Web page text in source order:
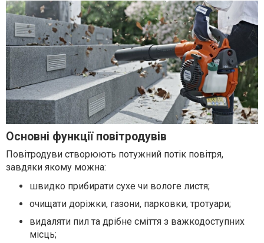
Основні функції повітродувів
Повітродуви створюють потужний потік повітря,
завдяки якому можна:
швидко прибирати сухе чи вологе листя;
очищати доріжки, газони, парковки, тротуари;
видаляти пил та дрібне сміття з важкодоступних
місць;